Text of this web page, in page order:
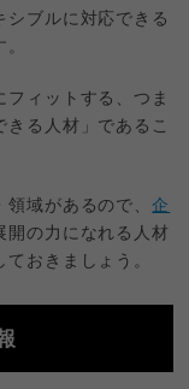
ブルに対応できる
ィットする、つま
る人材」であるこ
領域があるので、企
開の力になれる人材
おきましょう。